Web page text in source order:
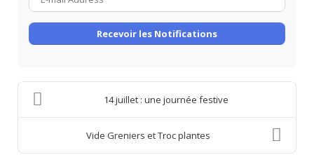
mail
Address
Recevoir les Notifications
14 juillet : une journée festive
Vide Greniers et Troc plantes